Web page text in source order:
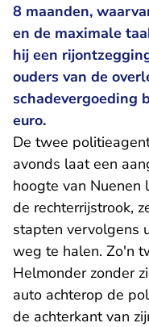
8 maanden,
en de maximale
hij een
ouders van de
schadevergoeding
euro.
De twee
avonds laat een
hoogte van Nuenen
de rechterrijstrook,
stapten vervolgens
weg te halen. Zo'n
Helmonder zonder
auto achterop de
de achterkant van